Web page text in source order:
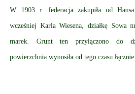
W 1903 r. federacja zakupiła od Hansa
wcześniej Karla Wiesena, działkę Sowa
marek. Grunt ten przyłączono do
powierzchnia wynosiła od tego czasu łącznie